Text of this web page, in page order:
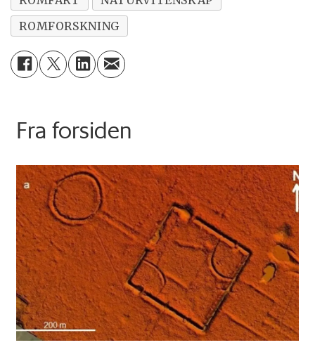
ROMFORSKNING
Fra forsiden